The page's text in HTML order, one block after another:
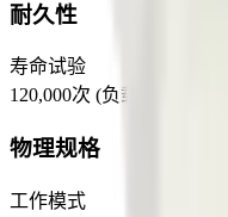
耐久性
寿命试验
120,000次 (负载5bar, 闭
物理规格
工作模式